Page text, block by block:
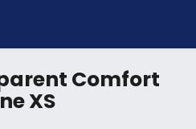
Comfort
XS